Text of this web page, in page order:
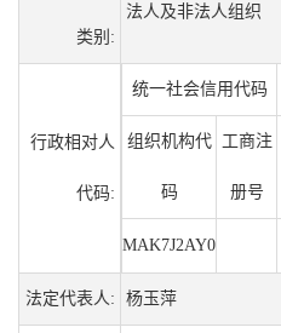
类别:
法人及非法人组织
行政相对人
代码:
统一社会信用代码
组织机构代
码
工商注
册号
MAK7J2AY0
法定代表人: 杨玉萍